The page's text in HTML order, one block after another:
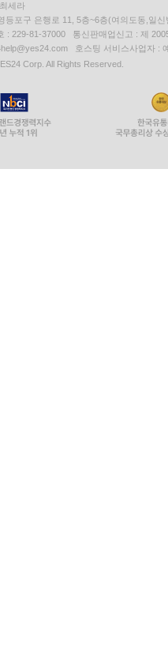
세라
등포구 은행로 11, 5층~6층(여의도동,일신
: 229-81-37000 통신판매업신고 : 제
호스팅 서비스사업자 :
Corp. All Rights Reserved.